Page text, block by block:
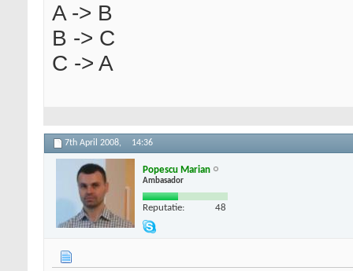
A -> B
B -> C
C -> A
7th April 2008, 14:36
Popescu Marian
Ambasador
Reputatie: 48